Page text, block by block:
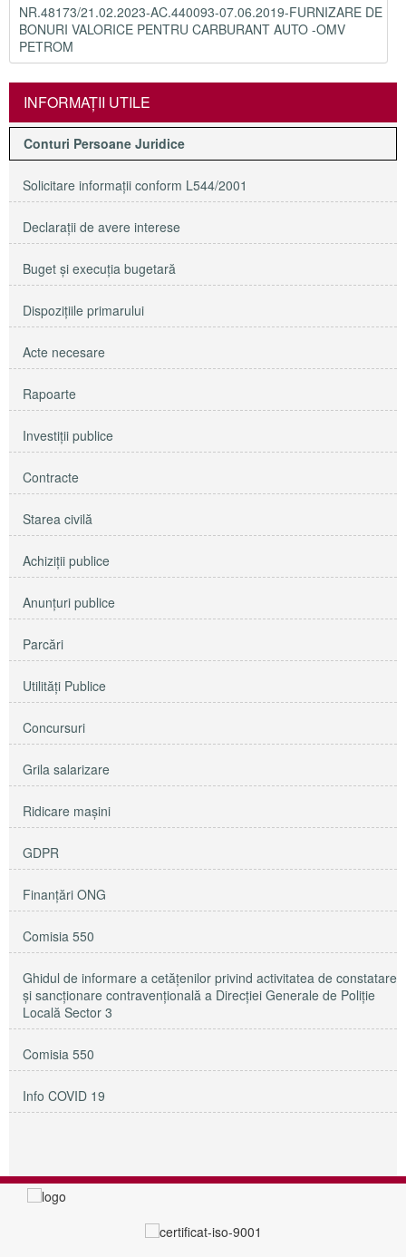
NR.48173/21.02.2023-AC.440093-07.06.2019-FURNIZARE DE
BONURI VALORICE PENTRU CARBURANT AUTO -OMV
PETROM
INFORMAŢII UTILE
Conturi Persoane Juridice
Solicitare informaţii conform L544/2001
Declaraţii de avere interese
Buget şi execuţia bugetară
Dispoziţiile primarului
Acte necesare
Rapoarte
Investiţii publice
Contracte
Starea civilă
Achiziţii publice
Anunţuri publice
Parcări
Utilităţi Publice
Concursuri
Grila salarizare
Ridicare maşini
GDPR
Finanțări ONG
Comisia 550
Ghidul de informare a cetățenilor privind activitatea de constatare
și sancționare contravențională a Direcției Generale de Poliție
Locală Sector 3
Comisia 550
Info COVID 19